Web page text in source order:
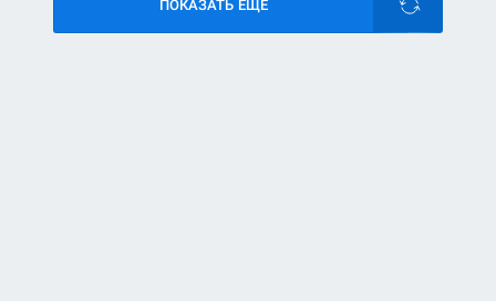
ПОКАЗАТЬ ЕЩЕ